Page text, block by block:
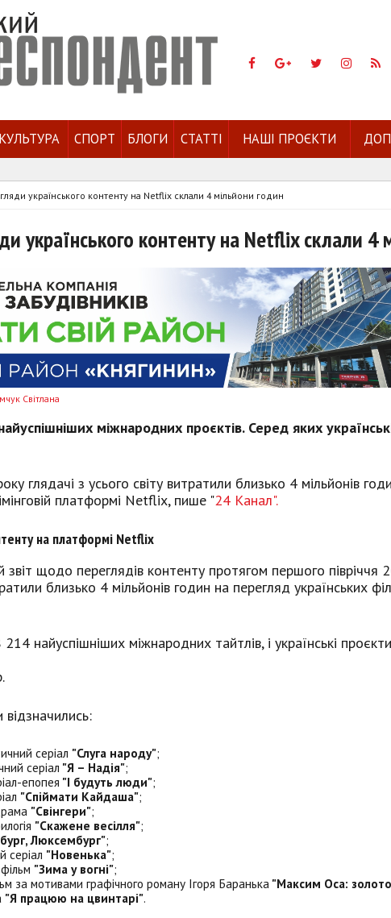
КУЛЬТУРА СПОРТ БЛОГИ СТАТТІ НАШІ ПРОЄКТИ
українського контенту на Netflix склали 4 мільйони годин
українського контенту на Netflix склали 4
Світлана
міжнародних проєктів. Серед яких
глядачі з усього світу витратили близько 4 мільйонів
платформі Netflix, пише "24 Канал".
на платформі Netflix
звіт щодо переглядів контенту протягом першого
близько 4 мільйонів годин на перегляд українських
найуспішніших міжнародних тайтлів, і українські
відзначились:
серіал "Слуга народу";
серіал "Я – Надія";
епопея "І будуть люди";
"Спіймати Кайдаша";
"Свінгери";
"Скажене весілля";
Люксембург";
серіал "Новенька";
"Зима у вогні";
за мотивами графічного роману Ігоря Баранька "Максим Оса:
"Я працюю на цвинтарі".